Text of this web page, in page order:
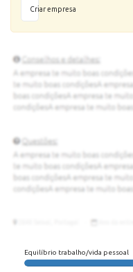
Criar empresa
Equilíbrio trabalho/vida pessoal